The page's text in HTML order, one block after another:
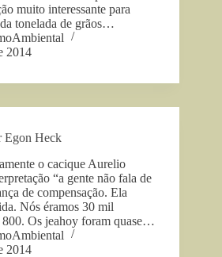
muito interessante para
tonelada de grãos…
2014
Egon Heck
o cacique Aurelio
“a gente não fala de
de compensação. Ela
Nós éramos 30 mil
800. Os jeahoy foram quase…
2014